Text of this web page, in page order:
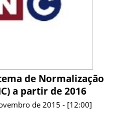
de Normalização
a partir de 2016
de 2015 - [12:00]